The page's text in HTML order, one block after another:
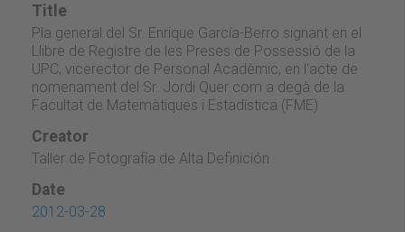
Title
Pla general del Sr. Enrique García-Berro signant en el
Llibre de Registre de les Preses de Possessió de la
UPC, vicerector de Personal Acadèmic, en l'acte de
nomenament del Sr. Jordi Quer com a degà de la
Facultat de Matemàtiques i Estadística (FME)
Creator
Taller de Fotografía de Alta Definición
Date
2012-03-28